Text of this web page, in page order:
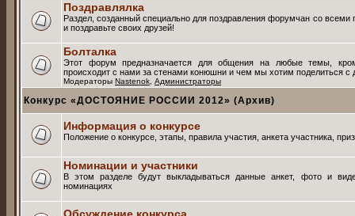
Поздравлялка
Раздел, созданный специально для поздравления форумчан со всеми
и поздравьте своих друзей!
Болталка
Этот форум предназначается для общения на любые темы,
происходит с нами за стенами конюшни и чем мы хотим поделиться с
Модераторы Nastenok Администраторы
Конкурс «ДОСТОЯНИЕ РОССИИ 2012» (Архив)
Информация о конкурсе
Положение о конкурсе, этапы, правила участия, анкета участника,
Номинации и участники
В этом разделе будут выкладываться данные анкет, фото и
номинациях